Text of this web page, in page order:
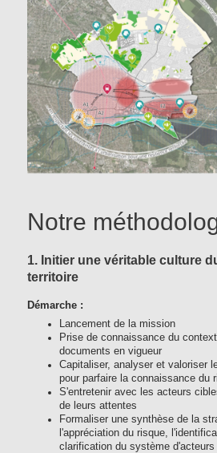
Notre
1. Initier une véritable culture
territoire
Démarche :
Lancement de la mission
Prise de connaissance du
documents en vigueur
Capitaliser, analyser et valoriser
pour parfaire la connaissance du
S'entretenir avec les acteurs
de leurs attentes
Formaliser une synthèse de la
l'appréciation du risque,
clarification du système d'acteurs